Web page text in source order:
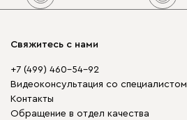
Свяжитесь с нами
+7 (499) 460-54-92
Видеоконсультация со специалистом
Контакты
Обращение в отдел качества